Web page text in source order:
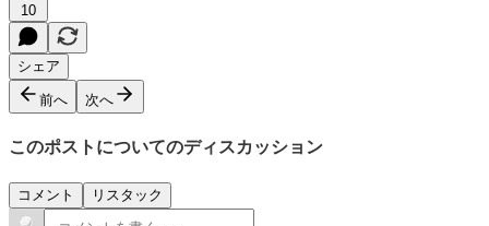
10
シェア
前へ 次へ
このポストについてのディスカッション
コメント リスタック